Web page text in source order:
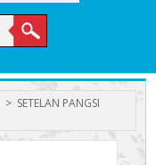
> SETELAN PANGSI